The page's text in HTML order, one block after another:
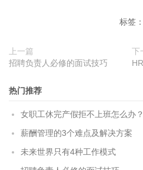
标签：
上一篇
招聘负责人必修的面试技巧
下
热门推荐
女职工休完产假拒不上班怎么办？
薪酬管理的3个难点及解决方案
未来世界只有4种工作模式